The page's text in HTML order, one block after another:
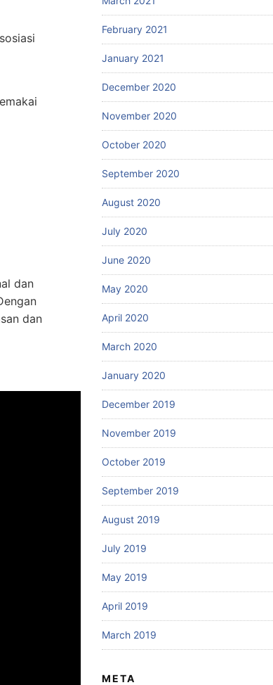
dan
dan
February 2021
January 2021
December 2020
November 2020
October 2020
September 2020
August 2020
July 2020
June 2020
May 2020
April 2020
March 2020
January 2020
December 2019
November 2019
October 2019
September 2019
August 2019
July 2019
May 2019
April 2019
March 2019
META